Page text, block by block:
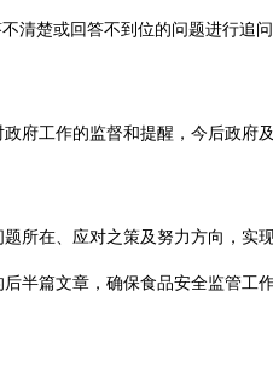
楚或回答不到位的问题进行追
工作的监督和提醒，今后政府
在、应对之策及努力方向，实
半篇文章，确保食品安全监管工